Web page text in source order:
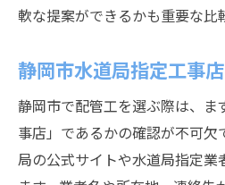
軟な提案ができるかも重要な比
静岡市水道局指定工事
静岡市で配管工を選ぶ際は、ま
事店」であるかの確認が不可欠
局の公式サイトや水道局指定業